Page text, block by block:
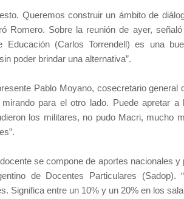
Queremos construir un ámbito de
Romero. Sobre la reunión de ayer,
Educación (Carlos Torrendell) es una
poder brindar una alternativa”.
Pablo Moyano, cosecretario general
para el otro lado. Puede apretar
los militares, no pudo Macri, mucho
se compone de aportes nacionales
de Docentes Particulares
Significa entre un 10% y un 20% en los